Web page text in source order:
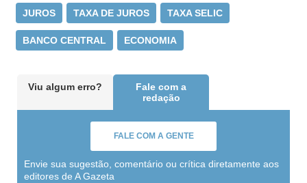
JUROS TAXA DE JUROS TAXA SELIC
BANCO CENTRAL ECONOMIA
Viu algum erro?
Fale com a
redação
FALE COM A GENTE
Envie sua sugestão, comentário ou crítica diretamente aos
editores de A Gazeta